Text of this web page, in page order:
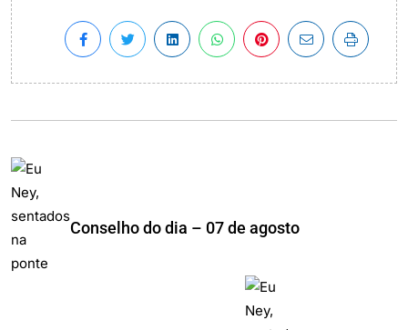
Conselho do dia – 07 de agosto